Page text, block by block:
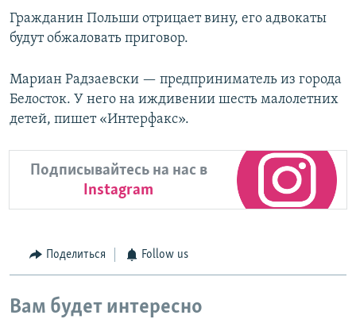
Гражданин Польши отрицает вину, его адвокаты
будут обжаловать приговор.
Мариан Радзаевски — предприниматель из города
Белосток. У него на иждивении шесть малолетних
детей, пишет «Интерфакс».
Подписывайтесь на нас в
Instagram
Поделиться Follow us
Вам будет интересно